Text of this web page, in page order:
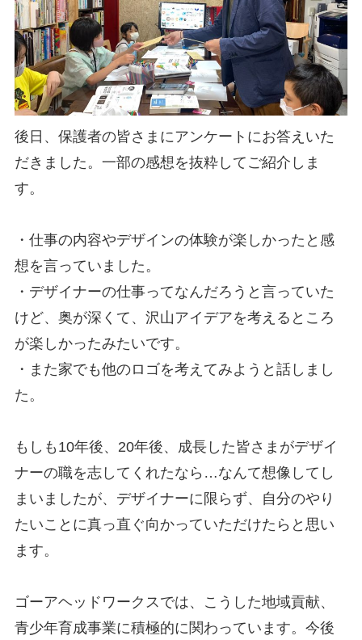
後日、保護者の皆さまにアンケートにお答えいた
だきました。一部の感想を抜粋してご紹介しま
す。
・仕事の内容やデザインの体験が楽しかったと感
想を言っていました。
・デザイナーの仕事ってなんだろうと言っていた
けど、奥が深くて、沢山アイデアを考えるところ
が楽しかったみたいです。
・また家でも他のロゴを考えてみようと話しまし
た。
もしも10年後、20年後、成長した皆さまがデザイ
ナーの職を志してくれたなら…なんて想像してし
まいましたが、デザイナーに限らず、自分のやり
たいことに真っ直ぐ向かっていただけたらと思い
ます。
ゴーアヘッドワークスでは、こうした地域貢献、
青少年育成事業に積極的に関わっています。今後